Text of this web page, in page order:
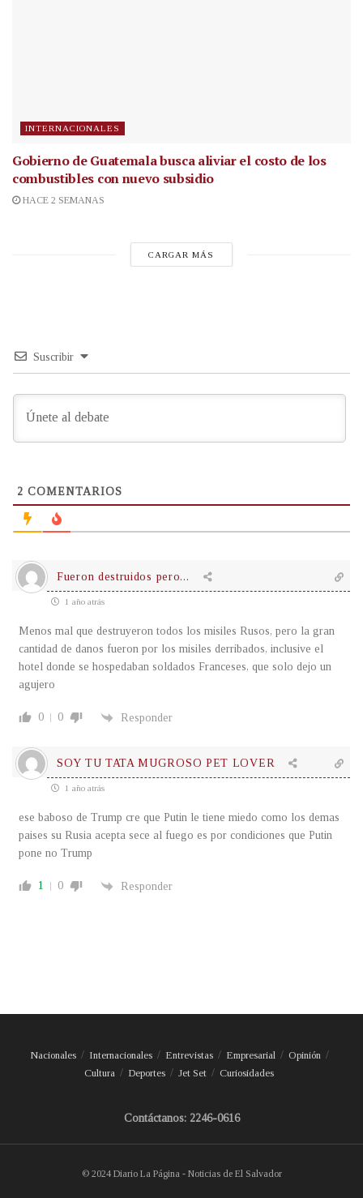
INTERNACIONALES
Gobierno de Guatemala busca aliviar el costo de los
combustibles con nuevo subsidio
HACE 2 SEMANAS
CARGAR MÁS
Suscribir
2 COMENTARIOS
Fueron destruidos pero...
1 año atrás
Menos mal que destruyeron todos los misiles Rusos, pero la gran
cantidad de danos fueron por los misiles derribados, inclusive el
hotel donde se hospedaban soldados Franceses, que solo dejo un
agujero
0 0 Responder
SOY TU TATA MUGROSO PET LOVER
1 año atrás
ese baboso de Trump cre que Putin le tiene miedo como los demas
paises su Rusia acepta sece al fuego es por condiciones que Putin
pone no Trump
1 0 Responder
Nacionales Internacionales Entrevistas Empresarial
Opinión
Cultura
Deportes Jet Set Curiosidades
Contáctanos: 2246-0616
© 2024 Diario La Página - Noticias de El Salvador